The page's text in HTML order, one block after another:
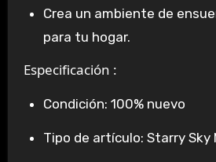
Crea un ambiente de
para tu hogar.
Especificación :
Condición: 100% nuevo
Tipo de artículo: Starry Sky